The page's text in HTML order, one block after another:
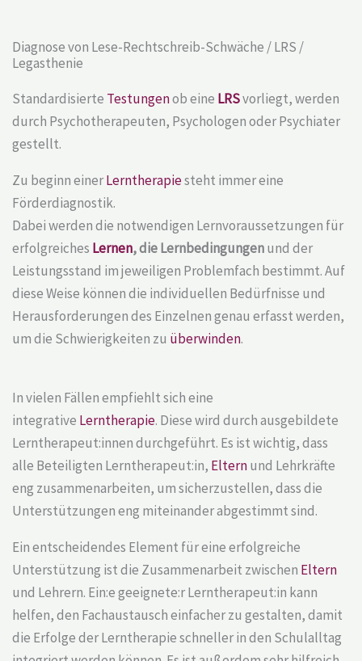
Diagnose von Lese-Rechtschreib-Schwäche / LRS /
Legasthenie
Standardisierte Testungenob eine LRSvorliegt, werden
durch Psychotherapeuten, Psychologen oder Psychiater
gestellt.
Zu beginn einerLerntherapiesteht immer eine
Förderdiagnostik.
Dabei werden die notwendigen Lernvoraussetzungen für
erfolgreiches Lernen, die Lernbedingungenund der
Leistungsstand im jeweiligen Problemfach bestimmt. Auf
diese Weise können die individuellen Bedürfnisse und
Herausforderungen des Einzelnen genau erfasst werden,
um die Schwierigkeiten zu überwinden.
In vielen Fällen empfiehlt sich eine
integrative Lerntherapie. Diese wird durch ausgebildete
Lerntherapeut:innen durchgeführt. Es ist wichtig, dass
alle Beteiligten Lerntherapeut:in, Elternund Lehrkräfte
eng zusammenarbeiten, um sicherzustellen, dass die
Unterstützungen eng miteinander abgestimmt sind.
Ein entscheidendes Element für eine erfolgreiche
Unterstützung ist die Zusammenarbeit zwischen Eltern
und Lehrern. Ein:e geeignete:r Lerntherapeut:in kann
helfen, den Fachaustausch einfacher zu gestalten, damit
die Erfolge der Lerntherapie schneller in den Schulalltag